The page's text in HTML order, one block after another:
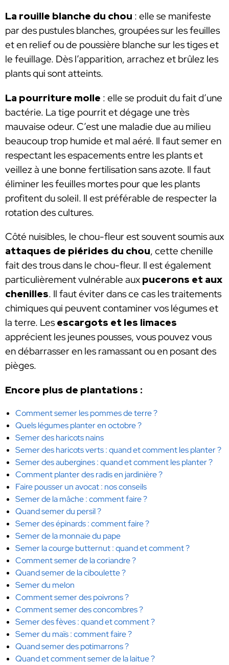
La rouille blanche du chou : elle se manifeste
par des pustules blanches, groupées sur les feuilles
et en relief ou de poussière blanche sur les tiges et
le feuillage. Dès l’apparition, arrachez et brûlez les
plants qui sont atteints.
La pourriture molle : elle se produit du fait d’une
bactérie. La tige pourrit et dégage une très
mauvaise odeur. C’est une maladie due au milieu
beaucoup trop humide et mal aéré. Il faut semer en
respectant les espacements entre les plants et
veillez à une bonne fertilisation sans azote. Il faut
éliminer les feuilles mortes pour que les plants
profitent du soleil. Il est préférable de respecter la
rotation des cultures.
Côté nuisibles, le chou-fleur est souvent soumis aux
attaques de piérides du chou, cette chenille
fait des trous dans le chou-fleur. Il est également
particulièrement vulnérable aux pucerons et aux
chenilles. Il faut éviter dans ce cas les traitements
chimiques qui peuvent contaminer vos légumes et
la terre. Les escargots et les limaces
apprécient les jeunes pousses, vous pouvez vous
en débarrasser en les ramassant ou en posant des
pièges.
Encore plus de plantations :
Comment semer les pommes de terre ?
Quels légumes planter en octobre ?
Semer des haricots nains
Semer des haricots verts : quand et comment les planter ?
Semer des aubergines : quand et comment les planter ?
Comment planter des radis en jardinière ?
Faire pousser un avocat : nos conseils
Semer de la mâche : comment faire ?
Quand semer du persil ?
Semer des épinards : comment faire ?
Semer de la monnaie du pape
Semer la courge butternut : quand et comment ?
Comment semer de la coriandre ?
Quand semer de la ciboulette ?
Semer du melon
Comment semer des poivrons ?
Comment semer des concombres ?
Semer des fèves : quand et comment ?
Semer du maïs : comment faire ?
Quand semer des potimarrons ?
Quand et comment semer de la laitue ?